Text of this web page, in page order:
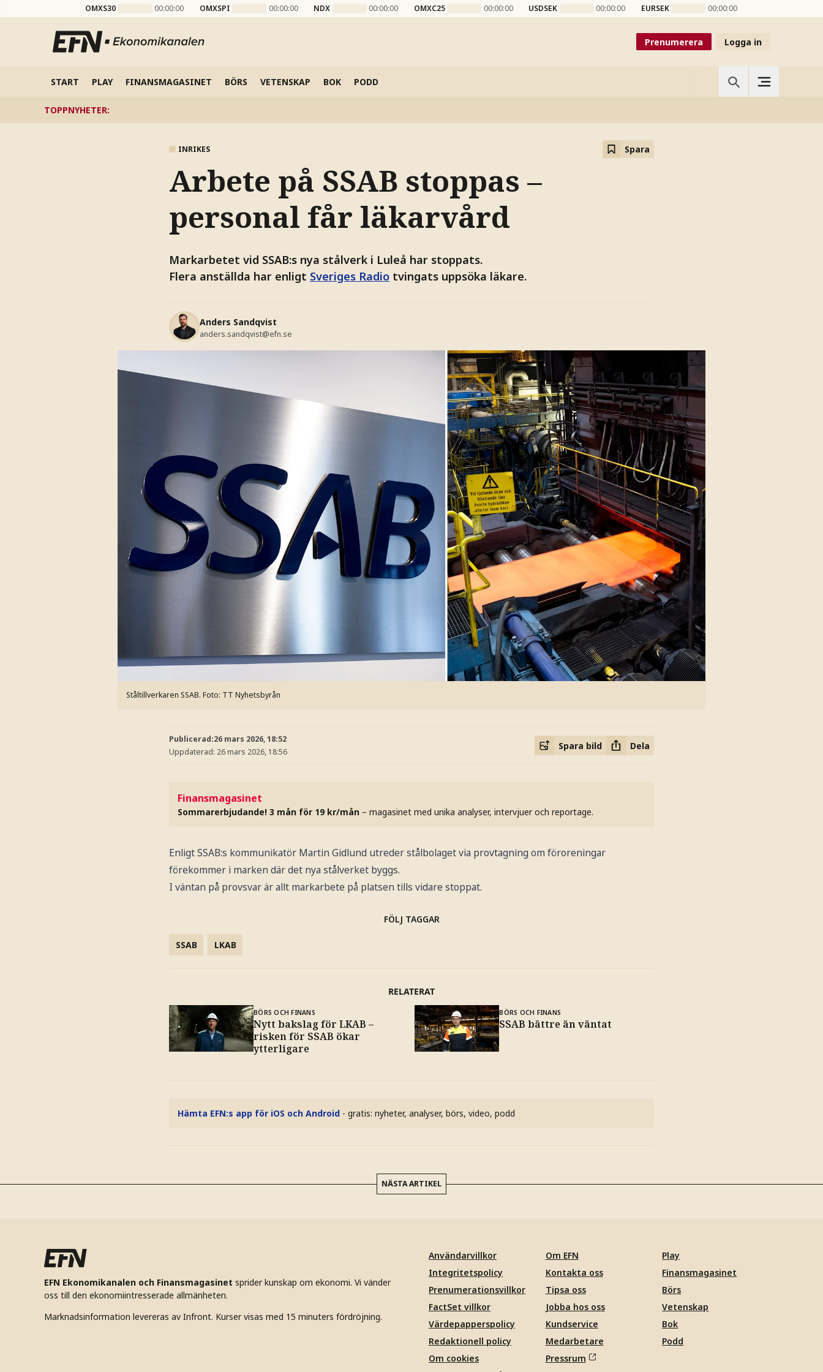
OMXS30 00:00:00 OMXSPI 00:00:00 NDX 00:00:00 OMXC25 00:00:00 USDSEK 00:00:00 EURSEK 00:00:00
Prenumerera Logga in
START PLAY FINANSMAGASINET BÖRS VETENSKAP BOK PODD
TOPPNYHETER:
INRIKES Spara
Arbete på SSAB stoppas –
personal får läkarvård
Markarbetet vid SSAB:s nya stålverk i Luleå har stoppats.
Flera anställda har enligt Sveriges Radio tvingats uppsöka läkare.
Anders Sandqvist
anders.sandqvist@efn.se
Ståltillverkaren SSAB. Foto: TT Nyhetsbyrån
Publicerad:26 mars 2026, 18:52
Uppdaterad: 26 mars 2026, 18:56
Spara bild Dela
Finansmagasinet
Sommarerbjudande! 3 mån för 19 kr/mån – magasinet med unika analyser, intervjuer och reportage.
Enligt SSAB:s kommunikatör Martin Gidlund utreder stålbolaget via provtagning om föroreningar
förekommer i marken där det nya stålverket byggs.
I väntan på provsvar är allt markarbete på platsen tills vidare stoppat.
FÖLJ TAGGAR
SSAB LKAB
RELATERAT
BÖRS OCH FINANS
Nytt bakslag för LKAB –
risken för SSAB ökar
ytterligare
BÖRS OCH FINANS
SSAB bättre än väntat
Hämta EFN:s app för iOS och Android - gratis: nyheter, analyser, börs, video, podd
NÄSTA ARTIKEL
EFN Ekonomikanalen och Finansmagasinet sprider kunskap om ekonomi. Vi vänder
oss till den ekonomiintresserade allmänheten.
Marknadsinformation levereras av Infront. Kurser visas med 15 minuters fördröjning.
Användarvillkor
Integritetspolicy
Prenumerationsvillkor
FactSet villkor
Värdepapperspolicy
Redaktionell policy
Om cookies
Om EFN
Kontakta oss
Tipsa oss
Jobba hos oss
Kundservice
Medarbetare
Pressrum
Play
Finansmagasinet
Börs
Vetenskap
Bok
Podd